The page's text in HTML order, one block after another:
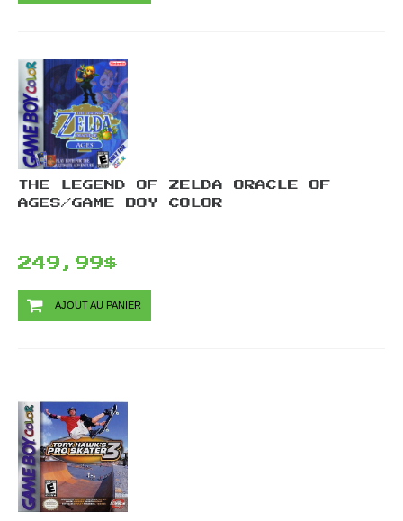
THE LEGEND OF ZELDA ORACLE OF
AGES/GAME BOY COLOR
249,99$
AJOUT AU PANIER